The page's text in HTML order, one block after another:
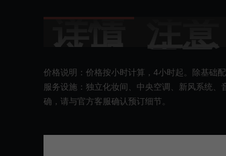
详情
说明 事项
价格说明：价格按小时计算，4小时起。除基础
服务设施：独⽴化妆间、中央空调、新风系统
确，请与官方客服确认预订细节。